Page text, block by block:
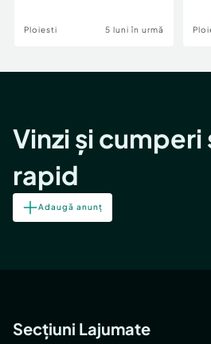
Ploiesti 5 luni în urmă
Vinzi și cumperi
rapid
Adaugă anunț
Secțiuni Lajumate